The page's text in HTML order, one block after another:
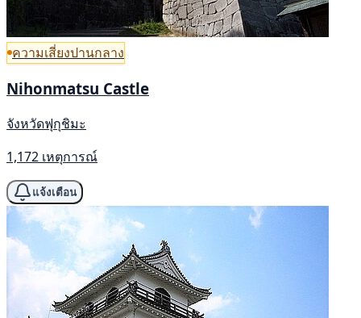
ความเสี่ยงปานกลาง
Nihonmatsu Castle
จังหวัดฟุกุชิมะ
1,172 เหตุการณ์
แจ้งเตือน